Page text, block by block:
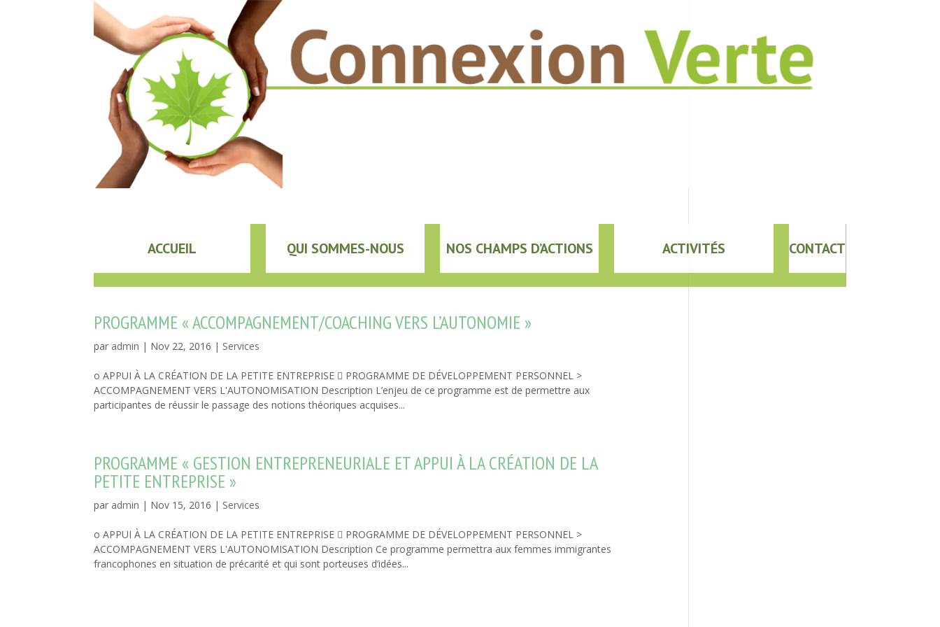
ACCUEIL QUI SOMMES-NOUS NOS CHAMPS D’ACTIONS ACTIVITÉS CONTACT
PROGRAMME « ACCOMPAGNEMENT/COACHING VERS L’AUTONOMIE »
par admin | Nov 22, 2016 | Services
o APPUI À LA CRÉATION DE LA PETITE ENTREPRISE  PROGRAMME DE DÉVELOPPEMENT PERSONNEL >
ACCOMPAGNEMENT VERS L'AUTONOMISATION Description L’enjeu de ce programme est de permettre aux
participantes de réussir le passage des notions théoriques acquises...
PROGRAMME « GESTION ENTREPRENEURIALE ET APPUI À LA CRÉATION DE LA
PETITE ENTREPRISE »
par admin | Nov 15, 2016 | Services
o APPUI À LA CRÉATION DE LA PETITE ENTREPRISE  PROGRAMME DE DÉVELOPPEMENT PERSONNEL >
ACCOMPAGNEMENT VERS L'AUTONOMISATION Description Ce programme permettra aux femmes immigrantes
francophones en situation de précarité et qui sont porteuses d’idées...